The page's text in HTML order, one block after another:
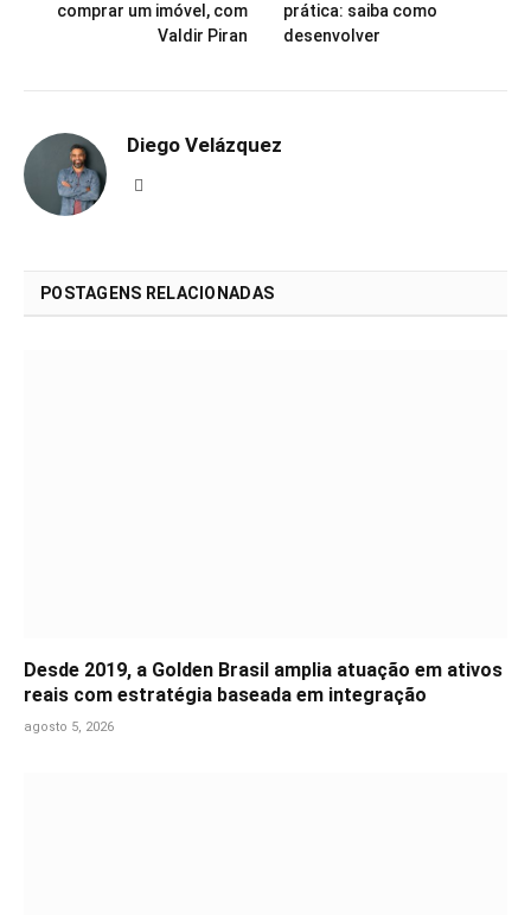
comprar um imóvel, com
Valdir Piran
prática: saiba como
desenvolver
Diego Velázquez
POSTAGENS RELACIONADAS
Desde 2019, a Golden Brasil amplia atuação em ativos
reais com estratégia baseada em integração
agosto 5, 2026